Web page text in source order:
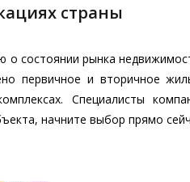
страны
состоянии рынка
первичное и вторичное
Специалисты
начните выбор прямо